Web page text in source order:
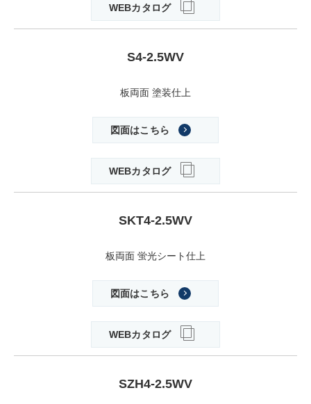
WEBカタログ
S4-2.5WV
板両面 塗装仕上
図面はこちら
WEBカタログ
SKT4-2.5WV
板両面 蛍光シート仕上
図面はこちら
WEBカタログ
SZH4-2.5WV